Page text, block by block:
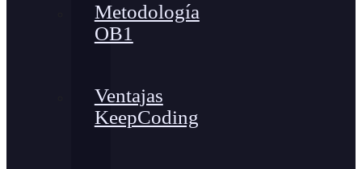
Metodología
OB1
Ventajas
KeepCoding